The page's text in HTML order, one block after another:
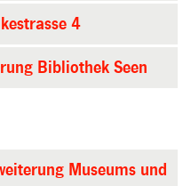
4
Bibliothek Seen
Museums und